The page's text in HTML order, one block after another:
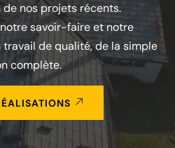
nos projets récents.
savoir-faire et notre
de qualité, de la simple
complète.